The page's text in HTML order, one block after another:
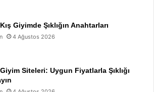
Giyimde Şıklığın Anahtarları
4 Ağustos 2026
Siteleri: Uygun Fiyatlarla Şıklığı